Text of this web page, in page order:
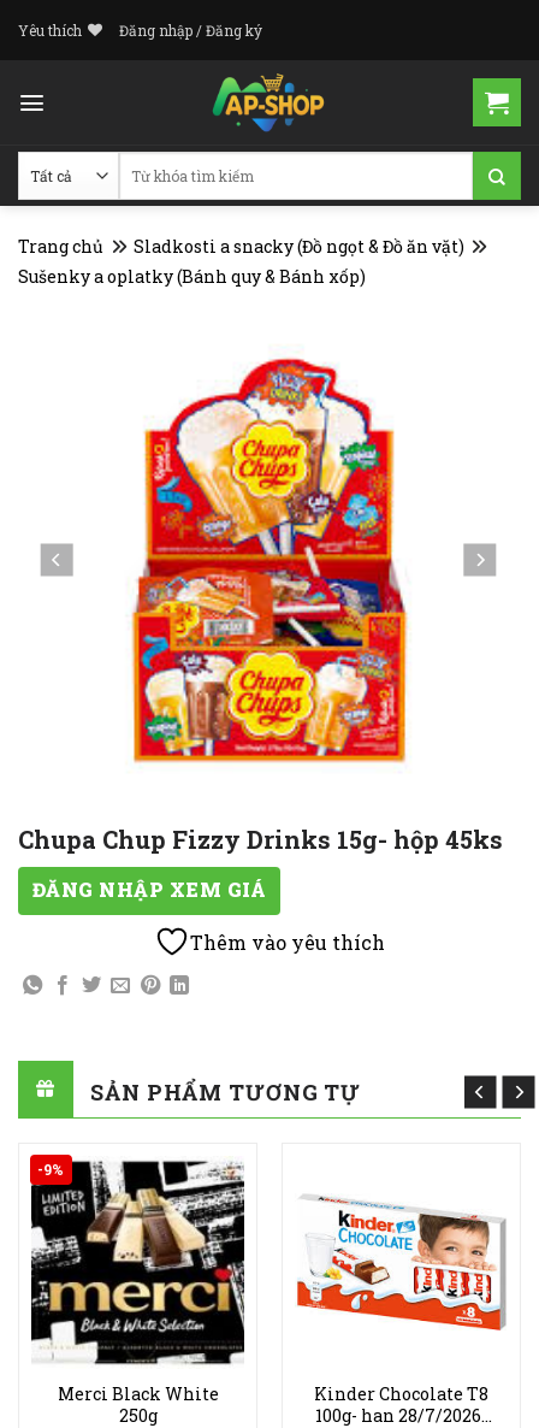
Yêu thích Đăng nhập / Đăng ký
Trang chủ
Sladkosti a snacky (Đồ ngọt & Đồ ăn vặt)
Sušenky a oplatky (Bánh quy & Bánh xốp)
Chupa Chup Fizzy Drinks 15g- hộp 45ks
ĐĂNG NHẬP XEM GIÁ
Thêm vào yêu thích
SẢN PHẨM TƯƠNG TỰ
-9%
Merci Black White
250g
Kinder Chocolate T8
100g- han 28/7/2026-